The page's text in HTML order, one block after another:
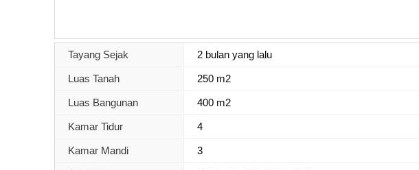
Tayang Sejak 2 bulan yang lalu
Luas Tanah 250 m2
Luas Bangunan 400 m2
Kamar Tidur 4
Kamar Mandi 3